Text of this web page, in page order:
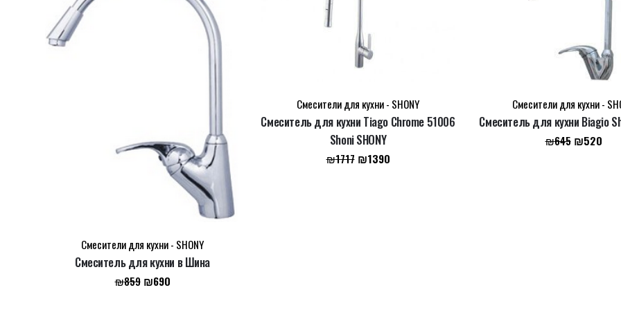
Сохранить моё имя, email и адрес сайта в этом браузере для последующих моих комментариев.
Смесители для кухни - SHONY
Смеситель для кухни в Шина
₪859 Первоначальная
₪690Текущая
Смесители для кухни - SHONY
Смеситель для кухни Tiago Chrome 51006
Shoni SHONY
₪1717 Первоначальная
₪1390Текущая
Смесители для кухни -
Смеситель для кухни Biagio
₪645 ₪520